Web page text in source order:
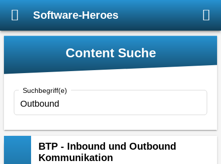
Software-Heroes
Content Suche
Suchbegriff(e)
BTP - Inbound und Outbound
Kommunikation